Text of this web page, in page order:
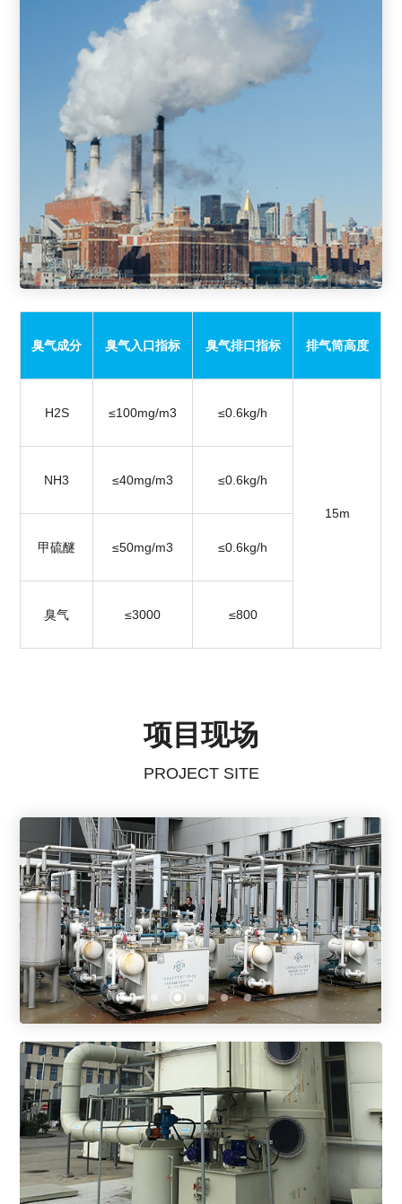
臭气成分 臭气入口指标 臭气排口指标 排气筒高度
H2S ≤100mg/m3 ≤0.6kg/h
15m
NH3 ≤40mg/m3 ≤0.6kg/h
甲硫醚 ≤50mg/m3 ≤0.6kg/h
臭气 ≤3000 ≤800
项目现场
PROJECT SITE